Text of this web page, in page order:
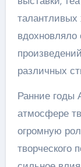
талантливых
вдохновляло
различных
Ранние
атмосфере
огромную
творческого